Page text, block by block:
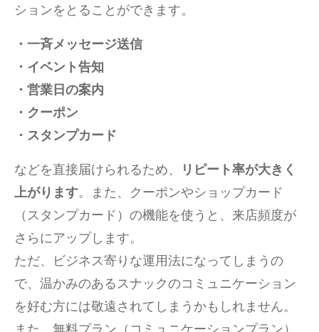
ションをとることができます。
・一斉メッセージ送信
・イベント告知
・営業日の案内
・クーポン
・スタンプカード
などを直接届けられるため、
リピート率が大きく
上がります。また、クーポンやショップカード
（スタンプカード）の機能を使うと、来店頻度が
さらにアップします。
ただ、ビジネス寄りな運用法になってしまうの
で、温かみのあるスナックのコミュニケーション
を好む方には敬遠されてしまうかもしれません。